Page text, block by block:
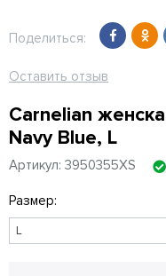
Поделиться:
Оставить отзыв
Carnelian
Navy Blue, L
Артикул: 3950355XS
Размер: